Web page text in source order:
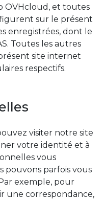
OVHcloud, et toutes
sur le présent
enregistrées, dont le
Toutes les autres
site internet
respectifs.
visiter notre site
votre identité et à
vous
pouvons parfois vous
exemple, pour
une correspondance,